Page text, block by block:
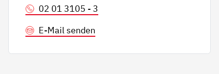
02 01 3105 - 3
E-Mail senden